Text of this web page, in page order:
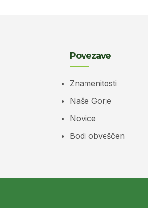
Povezave
Znamenitosti
Naše Gorje
Novice
Bodi obveščen